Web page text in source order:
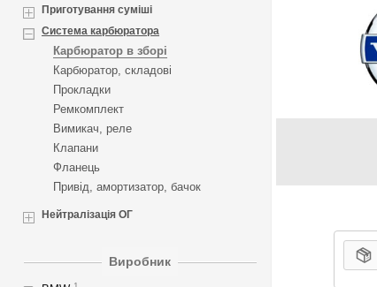
Приготування суміші
Система карбюратора
Карбюратор в зборі
Карбюратор, складові
Прокладки
Ремкомплект
Вимикач, реле
Клапани
Фланець
Привід, амортизатор, бачок
Нейтралізація ОГ
Виробник